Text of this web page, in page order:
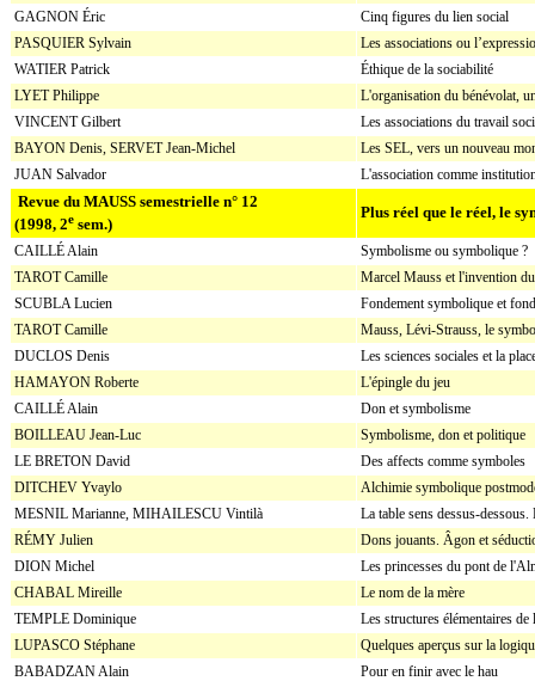
GAGNON Éric
Cinq figures du lien social
PASQUIER Sylvain
Les associations ou
WATIER Patrick
Éthique de la sociabilité
LYET Philippe
L'organisation du bénévolat,
VINCENT Gilbert
Les associations du travail
BAYON Denis, SERVET Jean-Michel
Les SEL, vers un nouveau
JUAN Salvador
L'association comme
Revue du MAUSS semestrielle n° 12
(1998, 2e sem.)
Plus réel que le réel, le
CAILLÉ Alain
Symbolisme ou symbolique ?
TAROT Camille
Marcel Mauss et l'invention
SCUBLA Lucien
Fondement symbolique et
TAROT Camille
Mauss, Lévi-Strauss, le
DUCLOS Denis
Les sciences sociales et la
HAMAYON Roberte
L'épingle du jeu
CAILLÉ Alain
Don et symbolisme
BOILLEAU Jean-Luc
Symbolisme, don et politique
LE BRETON David
Des affects comme symboles
DITCHEV Yvaylo
Alchimie symbolique
MESNIL Marianne, MIHAILESCU Vintilà
La table sens dessus-
RÉMY Julien
Dons jouants. Âgon et
DION Michel
Les princesses du pont de
CHABAL Mireille
Le nom de la mère
TEMPLE Dominique
Les structures élémentaires de
LUPASCO Stéphane
Quelques aperçus sur la
BABADZAN Alain
Pour en finir avec le hau